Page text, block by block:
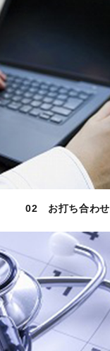
02 お打ち合わせ